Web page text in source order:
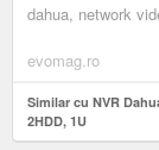
dahua, network
evomag.ro
Similar cu NVR
2HDD, 1U